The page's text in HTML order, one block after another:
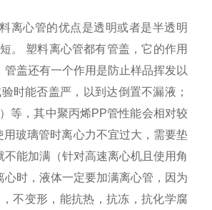
离心管的优点是透明或者是半透明
。 塑料离心管都有管盖，它的作用
盖还有一个作用是防止样品挥发以
时能否盖严，以到达倒置不漏液；
等，其中聚丙烯PP管性能会相对较
玻璃管时离心力不宜过大，需要垫
能加满（针对高速离心机且使用角
时，液体一定要加满离心管，因为
不变形，能抗热，抗冻，抗化学腐